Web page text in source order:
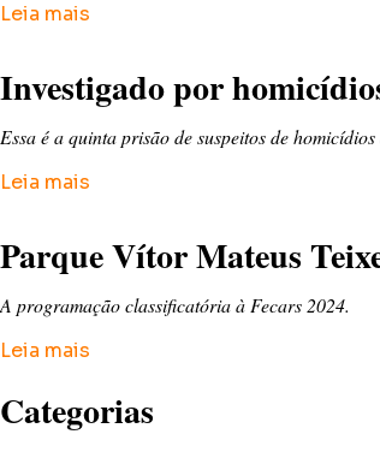
Leia mais
Investigado por
Essa é a quinta prisão de suspeitos de
Leia mais
Parque Vítor Mateus
A programação classificatória à Fecars 2024.
Leia mais
Categorias